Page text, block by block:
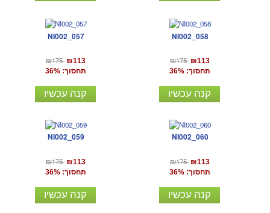
NI002_057
₪175 ₪113
תחסוך: 36%
קנה עכשיו
NI002_058
₪175 ₪113
תחסוך: 36%
קנה עכשיו
NI002_059
₪175 ₪113
תחסוך: 36%
קנה עכשיו
NI002_060
₪175 ₪113
תחסוך: 36%
קנה עכשיו